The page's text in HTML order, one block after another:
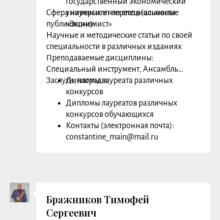
kristi.shalimova@gmail.com
университет по специальности
«Экономист»
Сфера научных интересов (основные
публикации):
Научные и методические статьи по своей
специальности в различных изданиях
Преподаваемые дисциплины:
Специальный инструмент, Ансамбль
Заслуги, награды:
Дипломы лауреата различных
конкурсов
Дипломы лауреатов различных
конкурсов обучающихся
Контакты (электронная почта):
constantine_main@mail.ru
Бражников Тимофей
Сергеевич